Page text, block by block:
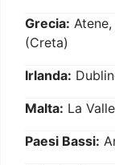
Grecia:
(Creta)
Irlanda:
Malta: La
Paesi Bassi: